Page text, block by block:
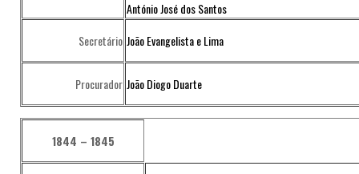
António José dos Santos
Secretário João Evangelista e Lima
Procurador João Diogo Duarte
1844 – 1845